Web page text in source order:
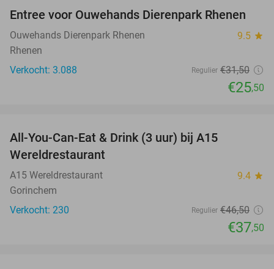
19%
Entree voor Ouwehands Dierenpark Rhenen
Ouwehands Dierenpark Rhenen 9.5 star
Rhenen
Verkocht: 3.088
Regulier €31,50
€25,50
All-You-Can-Eat & Drink (3 uur) bij A15
Wereldrestaurant
A15 Wereldrestaurant 9.4 star
Gorinchem
Verkocht: 230
Regulier €46,50
€37,50